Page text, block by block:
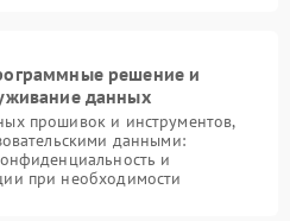
решение и
данных
прошивок и инструментов,
данными:
и
при необходимости